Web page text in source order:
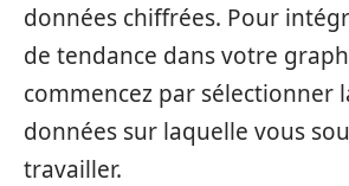
données chiffrées. Pour
de tendance dans votre
commencez par sélectionner
données sur laquelle vous
travailler.